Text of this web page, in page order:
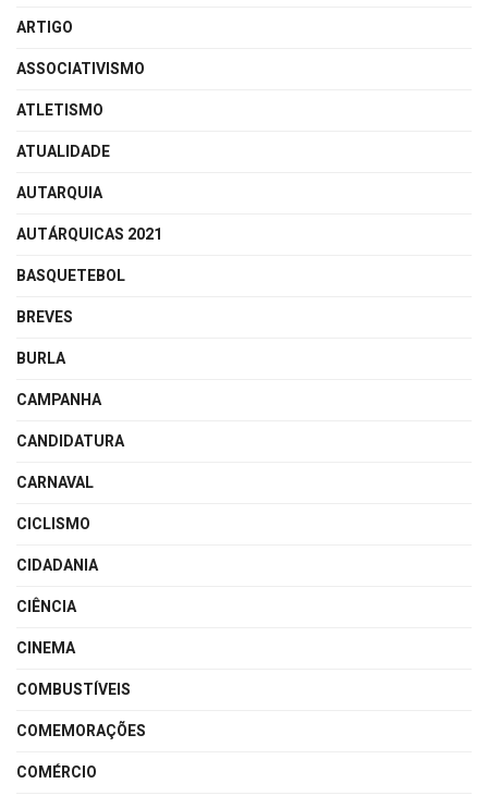
ARTIGO
ASSOCIATIVISMO
ATLETISMO
ATUALIDADE
AUTARQUIA
AUTÁRQUICAS 2021
BASQUETEBOL
BREVES
BURLA
CAMPANHA
CANDIDATURA
CARNAVAL
CICLISMO
CIDADANIA
CIÊNCIA
CINEMA
COMBUSTÍVEIS
COMEMORAÇÕES
COMÉRCIO